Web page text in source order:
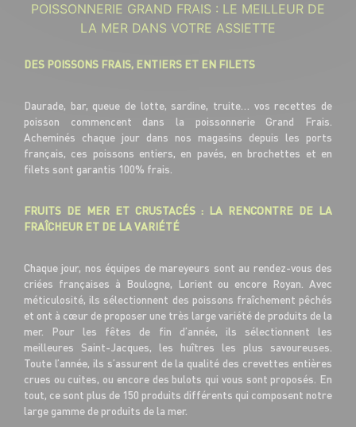
POISSONNERIE GRAND FRAIS : LE MEILLEUR DE
LA MER DANS VOTRE ASSIETTE
DES POISSONS FRAIS, ENTIERS ET EN FILETS
Daurade, bar, queue de lotte, sardine, truite… vos recettes de
poisson commencent dans la poissonnerie Grand Frais.
Acheminés chaque jour dans nos magasins depuis les ports
français, ces poissons entiers, en pavés, en brochettes et en
filets sont garantis 100% frais.
FRUITS DE MER ET CRUSTACÉS : LA RENCONTRE DE LA
FRAÎCHEUR ET DE LA VARIÉTÉ
Chaque jour, nos équipes de mareyeurs sont au rendez-vous des
criées françaises à Boulogne, Lorient ou encore Royan. Avec
méticulosité, ils sélectionnent des poissons fraîchement pêchés
et ont à cœur de proposer une très large variété de produits de la
mer. Pour les fêtes de fin d’année, ils sélectionnent les
meilleures Saint-Jacques, les huîtres les plus savoureuses.
Toute l’année, ils s’assurent de la qualité des crevettes entières
crues ou cuites, ou encore des bulots qui vous sont proposés. En
tout, ce sont plus de 150 produits différents qui composent notre
large gamme de produits de la mer.